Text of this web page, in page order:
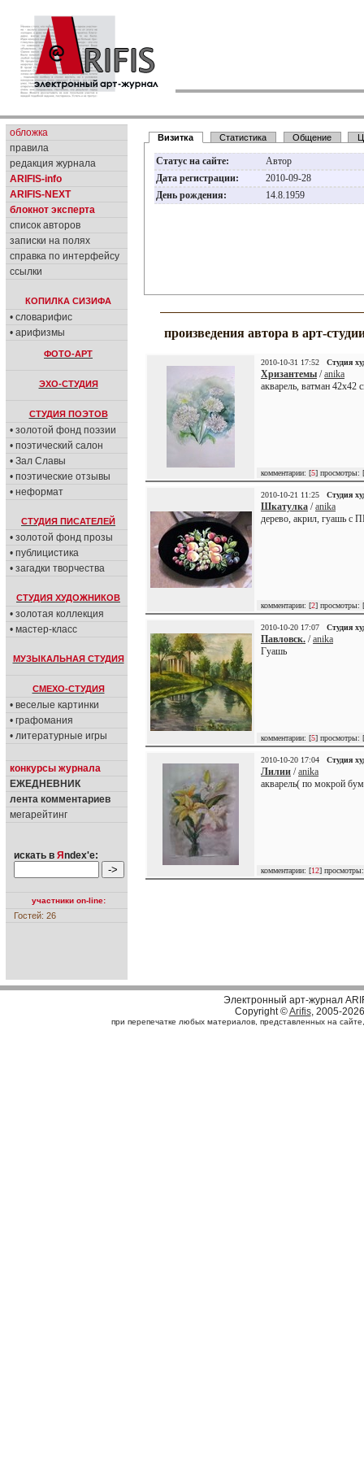
обложка
правила
редакция журнала
ARIFIS-info
ARIFIS-NEXT
блокнот эксперта
список авторов
записки на полях
справка по интерфейсу
ссылки
КОПИЛКА СИЗИФА
• словарифис
• арифизмы
ФОТО-АРТ
ЭХО-СТУДИЯ
СТУДИЯ ПОЭТОВ
• золотой фонд поэзии
• поэтический салон
• Зал Славы
• поэтические отзывы
• неформат
СТУДИЯ ПИСАТЕЛЕЙ
• золотой фонд прозы
• публицистика
• загадки творчества
СТУДИЯ ХУДОЖНИКОВ
• золотая коллекция
• мастер-класс
МУЗЫКАЛЬНАЯ СТУДИЯ
СМЕХО-СТУДИЯ
• веселые картинки
• графомания
• литературные игры
конкурсы журнала
ЕЖЕДНЕВНИК
лента комментариев
мегарейтинг
искать в Я ndex'е:
участники on-line:
Гостей: 26
Визитка Статистика Общение
Статус на сайте:
Автор
Дата регистрации:
2010-09-28
День рождения:
14.8.1959
произведения автора в арт-
2010-10-31 17:52 Студия
Хризантемы /anika
акварель, ватман 42х42
комментарии: [5] просмотры: [
2010-10-21 11:25 Студия
Шкатулка /anika
дерево, акрил, гуашь с
комментарии: [2] просмотры: [
2010-10-20 17:07 Студия
Павловск. /anika
Гуашь
комментарии: [5] просмотры: [
2010-10-20 17:04 Студия
Лилии /anika
акварель( по мокрой
комментарии: [12]
Электронный арт-журнал
Copyright ©Arifis, 2005-2026
при перепечатке любых материалов, представленных на